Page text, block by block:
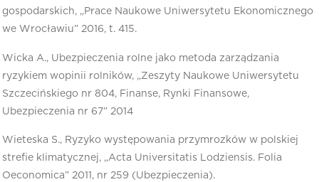
gospodarskich, „Prace Naukowe Uniwersytetu Ekonomicznego
we Wrocławiu” 2016, t. 415.
Wicka A., Ubezpieczenia rolne jako metoda zarządzania
ryzykiem wopinii rolników, „Zeszyty Naukowe Uniwersytetu
Szczecińskiego nr 804, Finanse, Rynki Finansowe,
Ubezpieczenia nr 67” 2014
Wieteska S., Ryzyko występowania przymrozków w polskiej
strefie klimatycznej, „Acta Universitatis Lodziensis. Folia
Oeconomica” 2011, nr 259 (Ubezpieczenia).